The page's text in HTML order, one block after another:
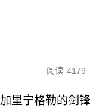
阅读 4179
加里宁格勒的剑